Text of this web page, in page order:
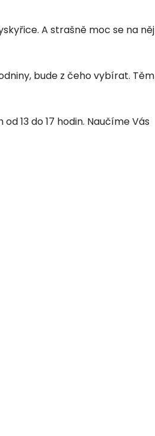
A strašně moc se na něj
bude z čeho vybírat. Těm
13 do 17 hodin. Naučíme Vás